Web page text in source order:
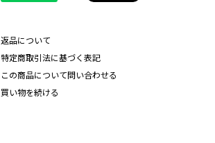
返品について
特定商取引法に基づく表記
この商品について問い合わせる
買い物を続ける